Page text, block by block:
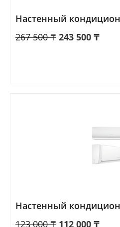
Настенный
267 500 ₸ 243 500 ₸
Настенный
123 000 ₸ 112 000 ₸